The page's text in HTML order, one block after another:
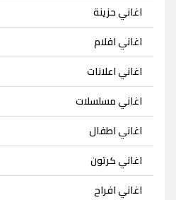
اغاني حزينة
اغاني افلام
اغاني اعلانات
اغاني مسلسلات
اغاني اطفال
اغاني كرتون
اغاني افراح